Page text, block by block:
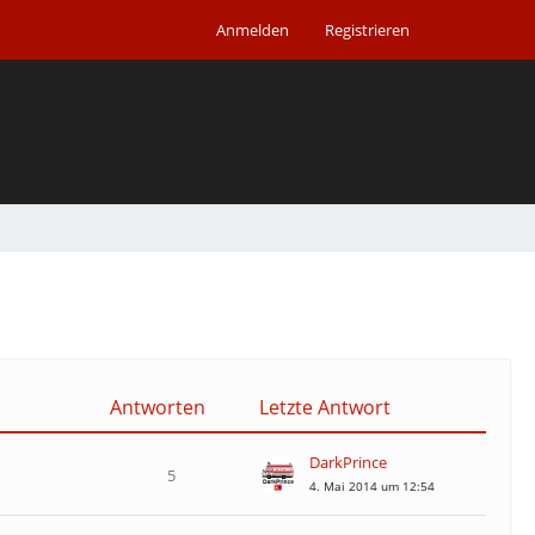
Anmelden Registrieren
Antworten Letzte Antwort
5
DarkPrince
4. Mai 2014 um 12:54